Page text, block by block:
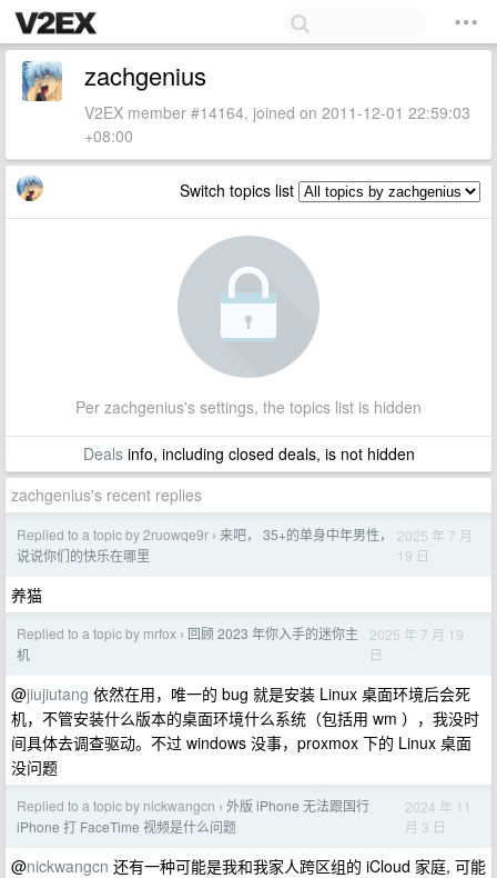
zachgenius
V2EX member #14164, joined on 2011-12-01 22:59:03
+08:00
Switch topics list
Per zachgenius's settings, the topics list is hidden
Dealsinfo, including closed deals, is not hidden
zachgenius's recent replies
Replied to a topic by 2ruowqe9r › 来吧， 35+的单身中年男性，
说说你们的快乐在哪里
2025 年 7 月
19 日
养猫
Replied to a topic by mrfox › 回顾 2023 年你入手的迷你主
机
2025 年 7 月 19
日
@jiujiutang 依然在用，唯一的 bug 就是安装 Linux 桌面环境后会死
机，不管安装什么版本的桌面环境什么系统（包括用 wm ），我没时
间具体去调查驱动。不过 windows 没事，proxmox 下的 Linux 桌面
没问题
Replied to a topic by nickwangcn › 外版 iPhone 无法跟国行
iPhone 打 FaceTime 视频是什么问题
2024 年 11
月 3 日
@nickwangcn 还有一种可能是我和我家人跨区组的 iCloud 家庭, 可能